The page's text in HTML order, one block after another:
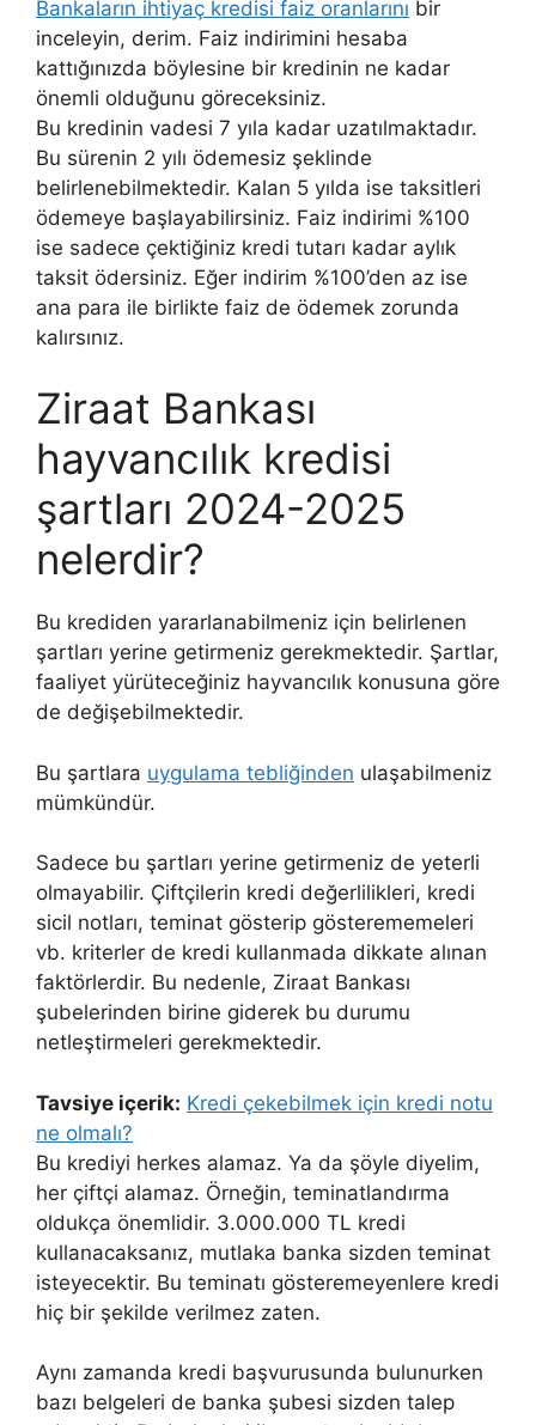
Bankaların ihtiyaç kredisi faiz oranlarını bir
inceleyin, derim. Faiz indirimini hesaba
kattığınızda böylesine bir kredinin ne kadar
önemli olduğunu göreceksiniz.
Bu kredinin vadesi 7 yıla kadar uzatılmaktadır.
Bu sürenin 2 yılı ödemesiz şeklinde
belirlenebilmektedir. Kalan 5 yılda ise taksitleri
ödemeye başlayabilirsiniz. Faiz indirimi %100
ise sadece çektiğiniz kredi tutarı kadar aylık
taksit ödersiniz. Eğer indirim %100’den az ise
ana para ile birlikte faiz de ödemek zorunda
kalırsınız.
Ziraat Bankası
hayvancılık kredisi
şartları 2024-2025
nelerdir?
Bu krediden yararlanabilmeniz için belirlenen
şartları yerine getirmeniz gerekmektedir. Şartlar,
faaliyet yürüteceğiniz hayvancılık konusuna göre
de değişebilmektedir.
Bu şartlara uygulama tebliğinden ulaşabilmeniz
mümkündür.
Sadece bu şartları yerine getirmeniz de yeterli
olmayabilir. Çiftçilerin kredi değerlilikleri, kredi
sicil notları, teminat gösterip gösterememeleri
vb. kriterler de kredi kullanmada dikkate alınan
faktörlerdir. Bu nedenle, Ziraat Bankası
şubelerinden birine giderek bu durumu
netleştirmeleri gerekmektedir.
Tavsiye içerik: Kredi çekebilmek için kredi notu
ne olmalı?
Bu krediyi herkes alamaz. Ya da şöyle diyelim,
her çiftçi alamaz. Örneğin, teminatlandırma
oldukça önemlidir. 3.000.000 TL kredi
kullanacaksanız, mutlaka banka sizden teminat
isteyecektir. Bu teminatı gösteremeyenlere kredi
hiç bir şekilde verilmez zaten.
Aynı zamanda kredi başvurusunda bulunurken
bazı belgeleri de banka şubesi sizden talep